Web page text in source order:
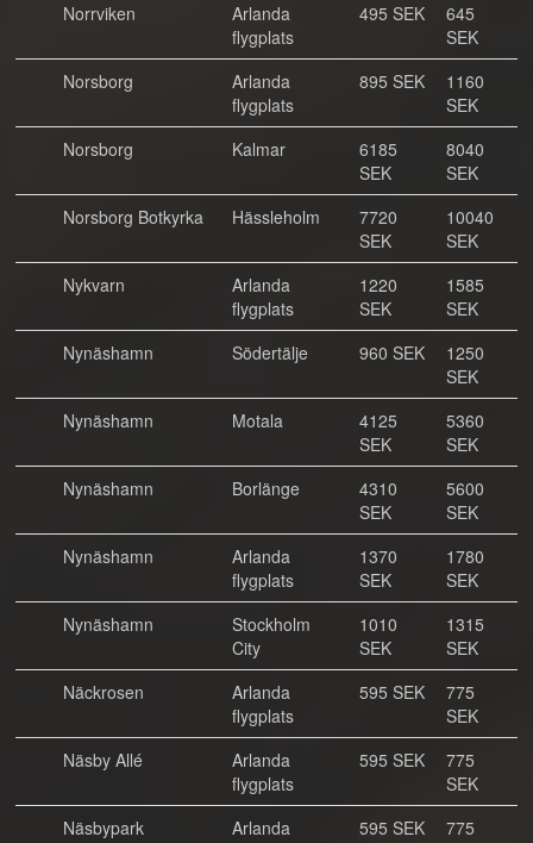
Norrviken
Arlanda
flygplats
495 SEK
645
SEK
Norsborg
Arlanda
flygplats
895 SEK
1160
SEK
Norsborg
Kalmar
6185
SEK
8040
SEK
Norsborg Botkyrka
Hässleholm
7720
SEK
10040
SEK
Nykvarn
Arlanda
flygplats
1220
SEK
1585
SEK
Nynäshamn
Södertälje 960 SEK
1250
SEK
Nynäshamn
Motala
4125
SEK
5360
SEK
Nynäshamn
Borlänge
4310
SEK
5600
SEK
Nynäshamn
Arlanda
flygplats
1370
SEK
1780
SEK
Nynäshamn
Stockholm
City
1010
SEK
1315
SEK
Näckrosen
Arlanda
flygplats
595 SEK
775
SEK
Näsby Allé
Arlanda
flygplats
595 SEK
775
SEK
Näsbypark
Arlanda
595 SEK
775